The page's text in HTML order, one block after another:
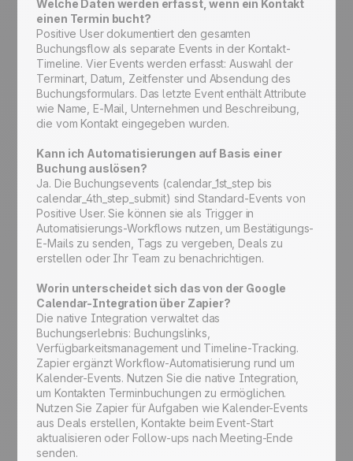
Welche Daten werden erfasst, wenn ein Kontakt
einen Termin bucht?
Positive User dokumentiert den gesamten
Buchungsflow als separate Events in der Kontakt-
Timeline. Vier Events werden erfasst: Auswahl der
Terminart, Datum, Zeitfenster und Absendung des
Buchungsformulars. Das letzte Event enthält Attribute
wie Name, E-Mail, Unternehmen und Beschreibung,
die vom Kontakt eingegeben wurden.
Kann ich Automatisierungen auf Basis einer
Buchung auslösen?
Ja. Die Buchungsevents (calendar_1st_step bis
calendar_4th_step_submit) sind Standard-Events von
Positive User. Sie können sie als Trigger in
Automatisierungs-Workflows nutzen, um Bestätigungs-
E-Mails zu senden, Tags zu vergeben, Deals zu
erstellen oder Ihr Team zu benachrichtigen.
Worin unterscheidet sich das von der Google
Calendar-Integration über Zapier?
Die native Integration verwaltet das
Buchungserlebnis: Buchungslinks,
Verfügbarkeitsmanagement und Timeline-Tracking.
Zapier ergänzt Workflow-Automatisierung rund um
Kalender-Events. Nutzen Sie die native Integration,
um Kontakten Terminbuchungen zu ermöglichen.
Nutzen Sie Zapier für Aufgaben wie Kalender-Events
aus Deals erstellen, Kontakte beim Event-Start
aktualisieren oder Follow-ups nach Meeting-Ende
senden.